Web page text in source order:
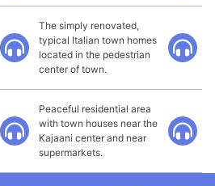
The simply renovated,
typical Italian town homes
located in the pedestrian
center of town.
Peaceful residential area
with town houses near the
Kajaani center and near
supermarkets.